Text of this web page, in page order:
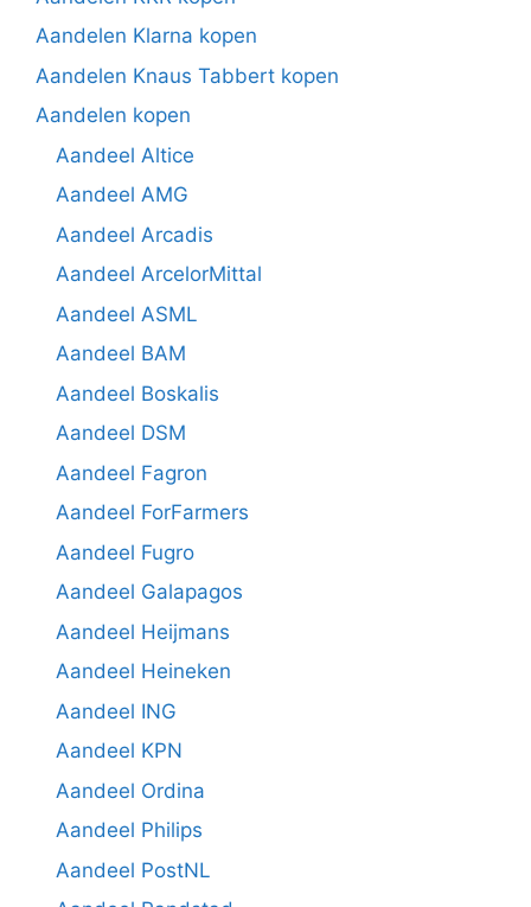
Aandelen Klarna kopen
Aandelen Knaus Tabbert kopen
Aandelen kopen
Aandeel Altice
Aandeel AMG
Aandeel Arcadis
Aandeel ArcelorMittal
Aandeel ASML
Aandeel BAM
Aandeel Boskalis
Aandeel DSM
Aandeel Fagron
Aandeel ForFarmers
Aandeel Fugro
Aandeel Galapagos
Aandeel Heijmans
Aandeel Heineken
Aandeel ING
Aandeel KPN
Aandeel Ordina
Aandeel Philips
Aandeel PostNL